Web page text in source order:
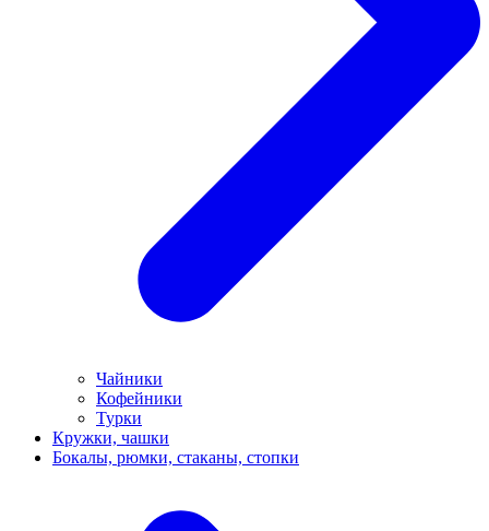
Чайники
Кофейники
Турки
Кружки, чашки
Бокалы, рюмки, стаканы, стопки